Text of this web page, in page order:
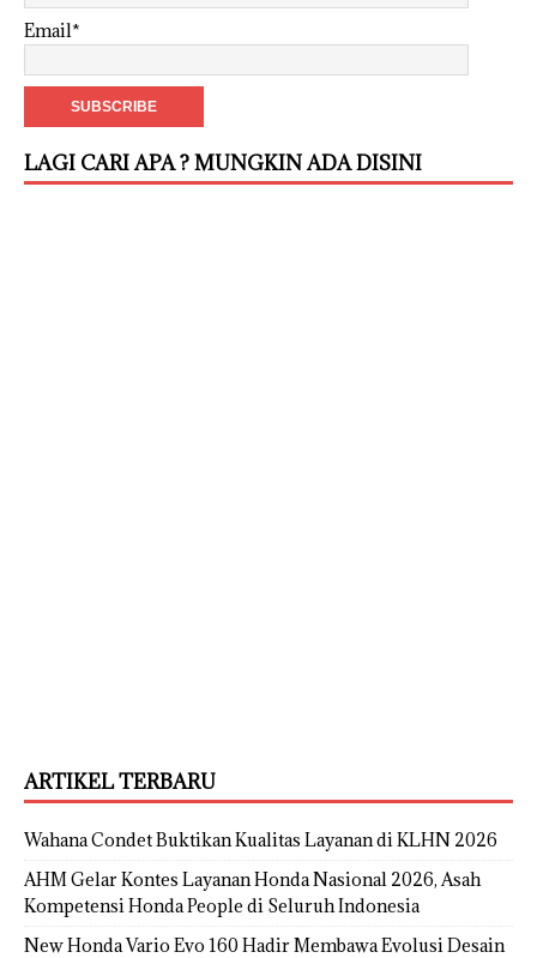
Email*
LAGI CARI APA ? MUNGKIN ADA DISINI
ARTIKEL TERBARU
Wahana Condet Buktikan Kualitas Layanan di KLHN 2026
AHM Gelar Kontes Layanan Honda Nasional 2026, Asah
Kompetensi Honda People di Seluruh Indonesia
New Honda Vario Evo 160 Hadir Membawa Evolusi Desain